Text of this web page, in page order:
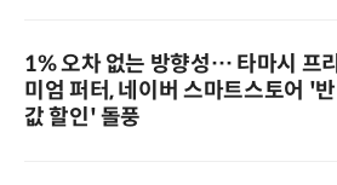
1% 오차 없는 방향성… 타마시 프리
미엄 퍼터, 네이버 스마트스토어 '반
값 할인' 돌풍